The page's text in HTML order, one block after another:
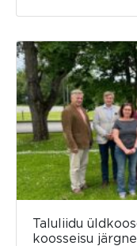
Taluliidu
koosseisu